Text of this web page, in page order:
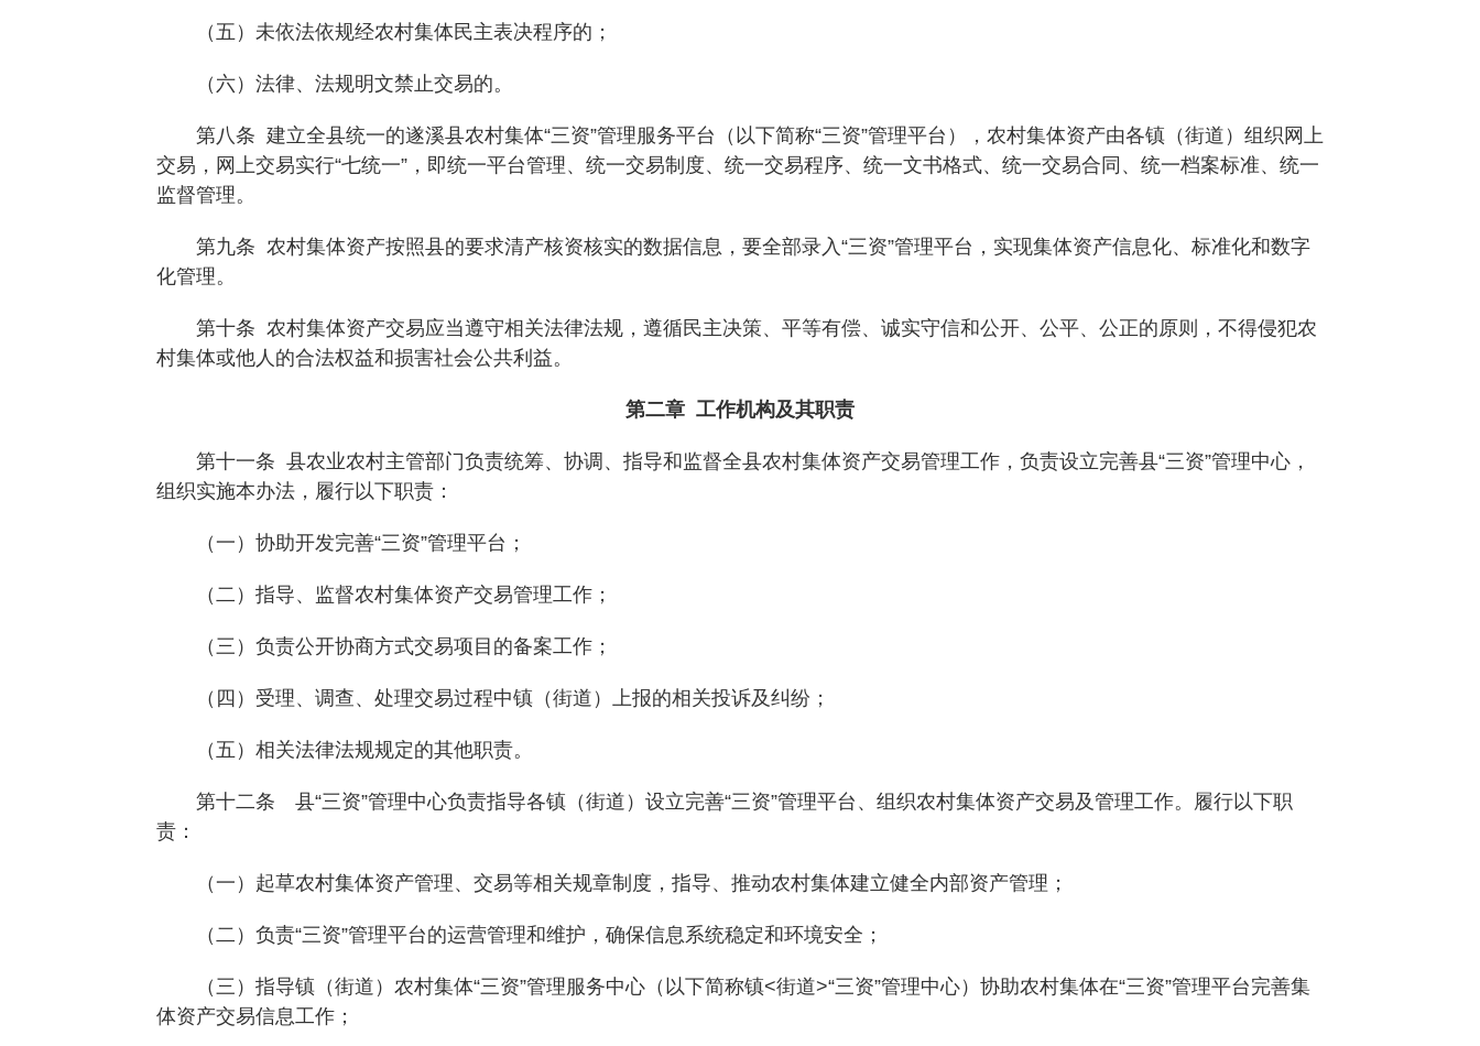
（五）未依法依规经农村集体民主表决程序的；
（六）法律、法规明文禁止交易的。
第八条 建立全县统一的遂溪县农村集体“三资”管理服务平台（以下简称“三资”管理平台），农村集体资产由各镇（街道）组织网上
交易，网上交易实行“七统一”，即统一平台管理、统一交易制度、统一交易程序、统一文书格式、统一交易合同、统一档案标准、统一
监督管理。
第九条 农村集体资产按照县的要求清产核资核实的数据信息，要全部录入“三资”管理平台，实现集体资产信息化、标准化和数字
化管理。
第十条 农村集体资产交易应当遵守相关法律法规，遵循民主决策、平等有偿、诚实守信和公开、公平、公正的原则，不得侵犯农
村集体或他人的合法权益和损害社会公共利益。
第二章 工作机构及其职责
第十一条 县农业农村主管部门负责统筹、协调、指导和监督全县农村集体资产交易管理工作，负责设立完善县“三资”管理中心，
组织实施本办法，履行以下职责：
（一）协助开发完善“三资”管理平台；
（二）指导、监督农村集体资产交易管理工作；
（三）负责公开协商方式交易项目的备案工作；
（四）受理、调查、处理交易过程中镇（街道）上报的相关投诉及纠纷；
（五）相关法律法规规定的其他职责。
第十二条 县“三资”管理中心负责指导各镇（街道）设立完善“三资”管理平台、组织农村集体资产交易及管理工作。履行以下职
责：
（一）起草农村集体资产管理、交易等相关规章制度，指导、推动农村集体建立健全内部资产管理；
（二）负责“三资”管理平台的运营管理和维护，确保信息系统稳定和环境安全；
（三）指导镇（街道）农村集体“三资”管理服务中心（以下简称镇<街道>“三资”管理中心）协助农村集体在“三资”管理平台完善集
体资产交易信息工作；